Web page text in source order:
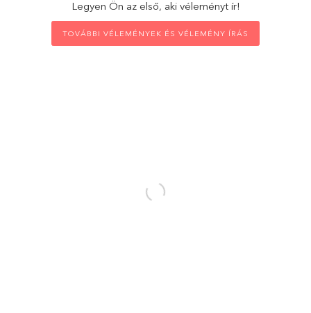
Legyen Ön az első, aki véleményt ír!
TOVÁBBI VÉLEMÉNYEK ÉS VÉLEMÉNY ÍRÁS